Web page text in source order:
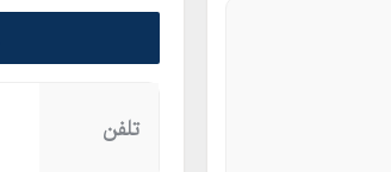
تلفن